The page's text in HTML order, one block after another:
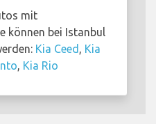
mit
können bei Istanbul
Kia Ceed
Kia
Kia Rio